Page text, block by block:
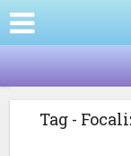
Tag -